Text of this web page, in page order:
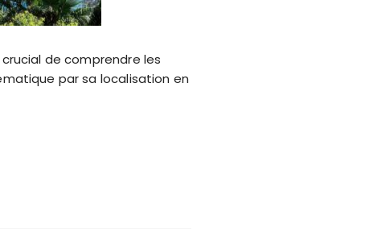
de comprendre les
par sa localisation en